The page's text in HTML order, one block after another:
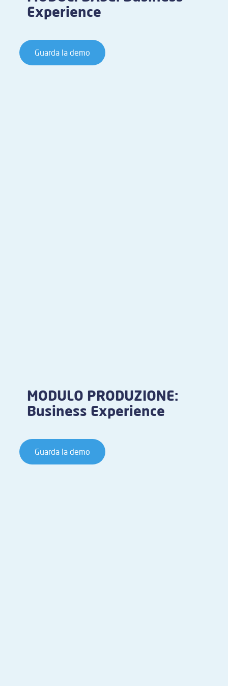
Experience
Guarda la demo
MODULO PRODUZIONE:
Business Experience
Guarda la demo